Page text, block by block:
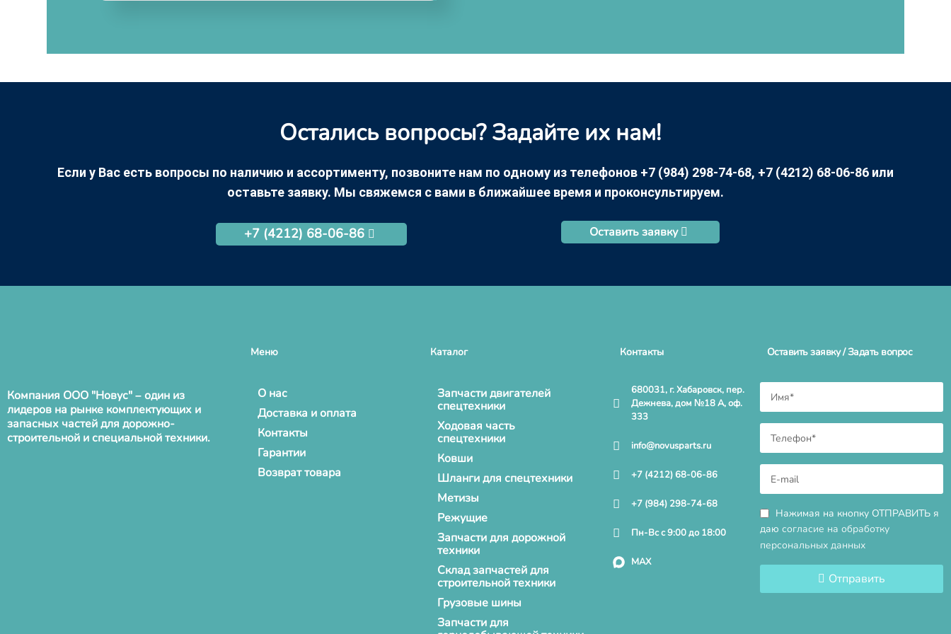
Остались вопросы? Задайте их нам!
Если у Вас есть вопросы по наличию и ассортименту, позвоните нам по одному из телефонов +7 (984) 298-74-68, +7 (4212) 68-06-86 или
оставьте заявку. Мы свяжемся с вами в ближайшее время и проконсультируем.
+7 (4212) 68-06-86 Оставить заявку
Компания ООО "Новус" – один из
лидеров на рынке комплектующих и
запасных частей для дорожно-
строительной и специальной техники.
Меню
О нас
Доставка и оплата
Контакты
Гарантии
Возврат товара
Каталог
Запчасти двигателей
спецтехники
Ходовая часть
спецтехники
Ковши
Шланги для спецтехники
Метизы
Режущие
Запчасти для дорожной
техники
Склад запчастей для
строительной техники
Грузовые шины
Запчасти для
Контакты
680031, г. Хабаровск, пер.
Дежнева, дом №18 А, оф.
333
info@novusparts.ru
+7 (4212) 68-06-86
+7 (984) 298-74-68
Пн-Вс с 9:00 до 18:00
MAX
Оставить заявку / Задать вопрос
Нажимая на кнопку ОТПРАВИТЬ я
даю согласие на обработку
персональных данных
Отправить